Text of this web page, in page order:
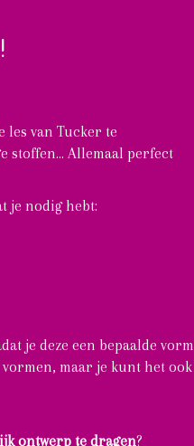
les van Tucker te
stoffen... Allemaal perfect
je nodig hebt:
je deze een bepaalde vorm
vormen, maar je kunt het ook
ontwerp te dragen?